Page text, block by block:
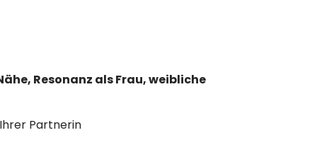
Resonanz als Frau, weibliche
Partnerin